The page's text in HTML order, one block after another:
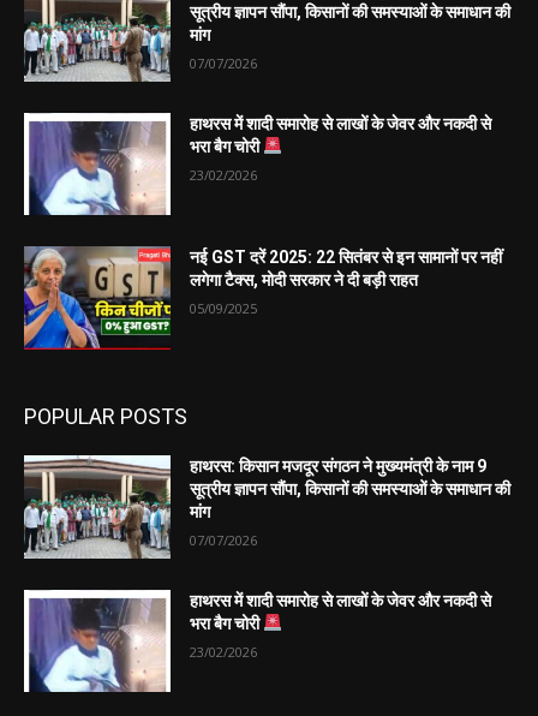
सूत्रीय ज्ञापन सौंपा, किसानों की समस्याओं के समाधान की
मांग
07/07/2026
हाथरस में शादी समारोह से लाखों के जेवर और नकदी से
भरा बैग चोरी
23/02/2026
नई GST दरें 2025: 22 सितंबर से इन सामानों पर नहीं
लगेगा टैक्स, मोदी सरकार ने दी बड़ी राहत
05/09/2025
POPULAR POSTS
हाथरस: किसान मजदूर संगठन ने मुख्यमंत्री के नाम 9
सूत्रीय ज्ञापन सौंपा, किसानों की समस्याओं के समाधान की
मांग
07/07/2026
हाथरस में शादी समारोह से लाखों के जेवर और नकदी से
भरा बैग चोरी
23/02/2026